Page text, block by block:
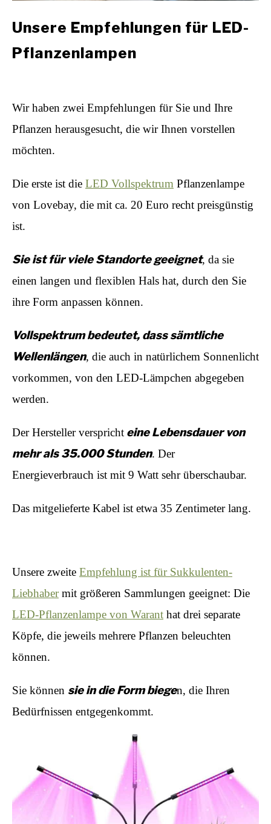
Unsere Empfehlungen für LED-
Pflanzenlampen
Wir haben zwei Empfehlungen für Sie und Ihre
Pflanzen herausgesucht, die wir Ihnen vorstellen
möchten.
Die erste ist die LED Vollspektrum Pflanzenlampe
von Lovebay, die mit ca. 20 Euro recht preisgünstig
ist.
Sie ist für viele Standorte geeignet, da sie
einen langen und flexiblen Hals hat, durch den Sie
ihre Form anpassen können.
Vollspektrum bedeutet, dass sämtliche
Wellenlängen, die auch in natürlichem Sonnenlicht
vorkommen, von den LED-Lämpchen abgegeben
werden.
Der Hersteller verspricht eine Lebensdauer von
mehr als 35.000 Stunden. Der
Energieverbrauch ist mit 9 Watt sehr überschaubar.
Das mitgelieferte Kabel ist etwa 35 Zentimeter lang.
Unsere zweite Empfehlung ist für Sukkulenten-
Liebhabermit größeren Sammlungen geeignet: Die
LED-Pflanzenlampe von Warant hat drei separate
Köpfe, die jeweils mehrere Pflanzen beleuchten
können.
Sie können sie in die Form biegen, die Ihren
Bedürfnissen entgegenkommt.